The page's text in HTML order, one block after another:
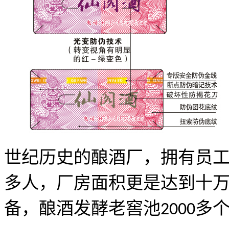
世纪历史的酿酒厂，拥有员
多人，厂房面积更是达到十
备，酿酒发酵老窖池2000多